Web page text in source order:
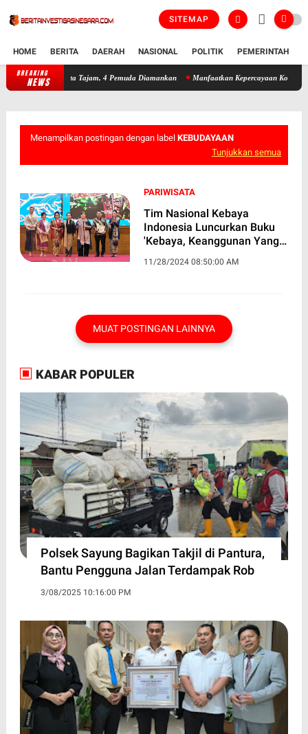
SITEMAP
HOME BERITA DAERAH NASIONAL POLITIK PEMERINTAH
BREAKING
NEWS Patroli Siber Polres Kendal Gagalkan Tawuran Bersenjata Tajam, 4
Menampilkan postingan dengan label KEBUDAYAAN
Tunjukkan semua
PARIWISATA
Tim Nasional Kebaya
Indonesia Luncurkan Buku
'Kebaya, Keanggunan Yang
11/28/2024 08:50:00 AM
MUAT POSTINGAN LAINNYA
KABAR POPULER
Polsek Sayung Bagikan Takjil di Pantura,
Bantu Pengguna Jalan Terdampak Rob
3/08/2025 10:16:00 PM